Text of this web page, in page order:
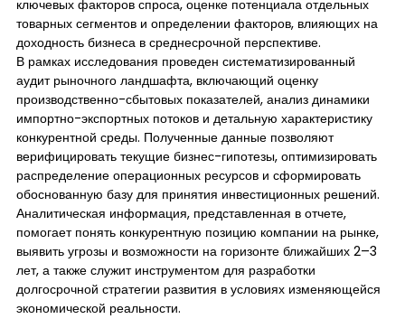
ключевых факторов спроса, оценке потенциала отдельных
товарных сегментов и определении факторов, влияющих на
доходность бизнеса в среднесрочной перспективе.
В рамках исследования проведен систематизированный
аудит рыночного ландшафта, включающий оценку
производственно-сбытовых показателей, анализ динамики
импортно-экспортных потоков и детальную характеристику
конкурентной среды. Полученные данные позволяют
верифицировать текущие бизнес-гипотезы, оптимизировать
распределение операционных ресурсов и сформировать
обоснованную базу для принятия инвестиционных решений.
Аналитическая информация, представленная в отчете,
помогает понять конкурентную позицию компании на рынке,
выявить угрозы и возможности на горизонте ближайших 2–3
лет, а также служит инструментом для разработки
долгосрочной стратегии развития в условиях изменяющейся
экономической реальности.